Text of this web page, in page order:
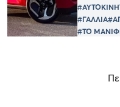
#ΓΑΛΛΙΑ
#ΤΟ